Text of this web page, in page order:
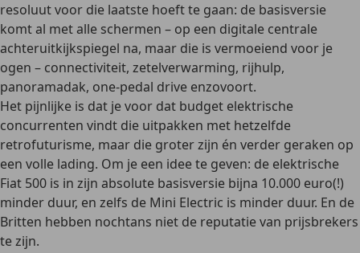
resoluut voor die laatste hoeft te gaan: de basisversie
komt al met alle schermen – op een digitale centrale
achteruitkijkspiegel na, maar die is vermoeiend voor je
ogen – connectiviteit, zetelverwarming, rijhulp,
panoramadak, one-pedal drive enzovoort.
Het pijnlijke is dat je voor dat budget elektrische
concurrenten vindt die uitpakken met hetzelfde
retrofuturisme, maar die groter zijn én verder geraken op
een volle lading. Om je een idee te geven: de elektrische
Fiat 500 is in zijn absolute basisversie bijna 10.000 euro(!)
minder duur, en zelfs de Mini Electric is minder duur. En de
Britten hebben nochtans niet de reputatie van prijsbrekers
te zijn.